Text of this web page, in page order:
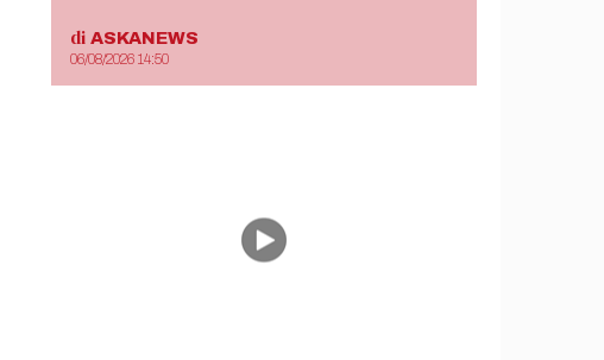
di ASKANEWS
06/08/2026 14:50